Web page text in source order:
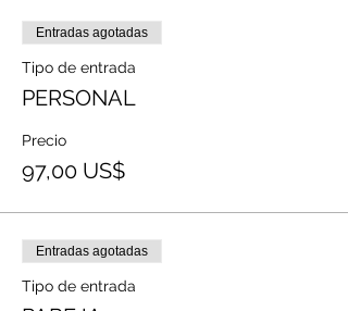
Entradas agotadas
Tipo de entrada
PERSONAL
Precio
97,00 US$
Entradas agotadas
Tipo de entrada